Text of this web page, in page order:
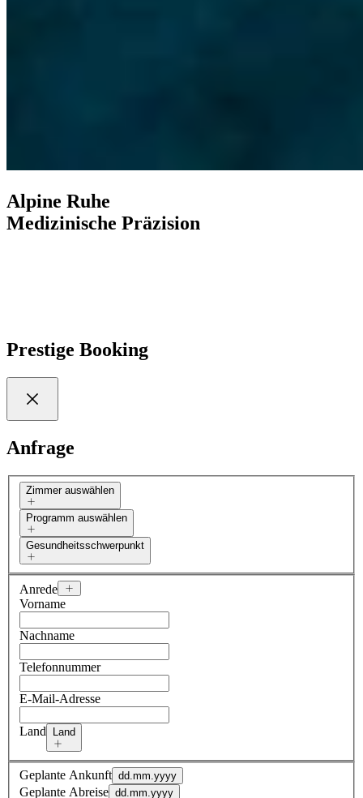
Alpine Ruhe
Medizinische Präzision
Prestige Booking
Anfrage
Zimmer auswählen
Programm auswählen
Gesundheitsschwerpunkt
Anrede
Vorname
Nachname
Telefonnummer
E-Mail-Adresse
Land Land
Geplante Ankunft dd.mm.yyyy
Geplante Abreise dd.mm.yyyy